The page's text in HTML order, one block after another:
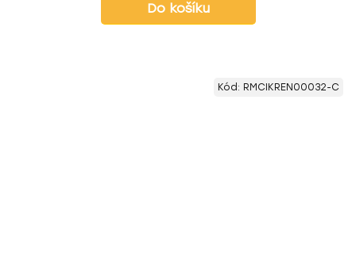
Do košíku
Kód: RMCIKREN00032-C